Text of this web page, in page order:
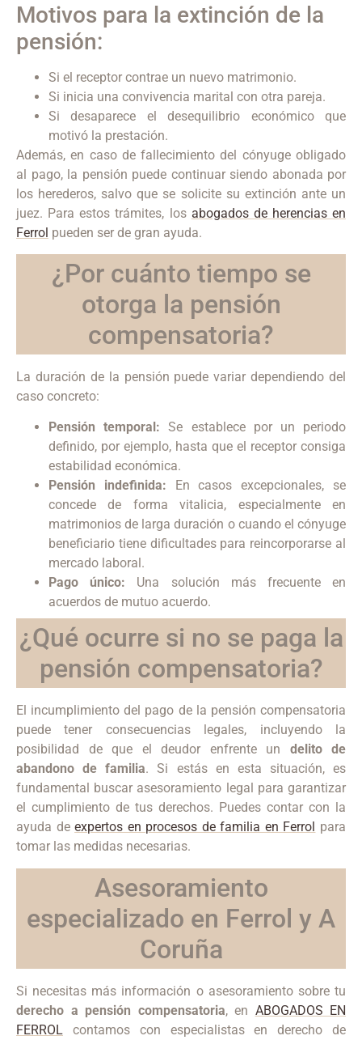
Motivos para la extinción de la
pensión:
Si el receptor contrae un nuevo matrimonio.
Si inicia una convivencia marital con otra pareja.
Si desaparece el desequilibrio económico que
motivó la prestación.
Además, en caso de fallecimiento del cónyuge obligado
al pago, la pensión puede continuar siendo abonada por
los herederos, salvo que se solicite su extinción ante un
juez. Para estos trámites, los abogados de herencias en
Ferrol pueden ser de gran ayuda.
¿Por cuánto tiempo se
otorga la pensión
compensatoria?
La duración de la pensión puede variar dependiendo del
caso concreto:
Pensión temporal: Se establece por un periodo
definido, por ejemplo, hasta que el receptor consiga
estabilidad económica.
Pensión indefinida: En casos excepcionales, se
concede de forma vitalicia, especialmente en
matrimonios de larga duración o cuando el cónyuge
beneficiario tiene dificultades para reincorporarse al
mercado laboral.
Pago único: Una solución más frecuente en
acuerdos de mutuo acuerdo.
¿Qué ocurre si no se paga la
pensión compensatoria?
El incumplimiento del pago de la pensión compensatoria
puede tener consecuencias legales, incluyendo la
posibilidad de que el deudor enfrente un delito de
abandono de familia. Si estás en esta situación, es
fundamental buscar asesoramiento legal para garantizar
el cumplimiento de tus derechos. Puedes contar con la
ayuda deexpertos en procesos de familia en Ferrol para
tomar las medidas necesarias.
Asesoramiento
especializado en Ferrol y A
Coruña
Si necesitas más información o asesoramiento sobre tu
derecho a pensión compensatoria, en ABOGADOS EN
FERROL contamos con especialistas en derecho de